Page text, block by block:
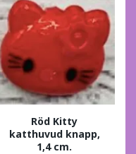
Röd Kitty
katthuvud knapp,
1,4 cm.